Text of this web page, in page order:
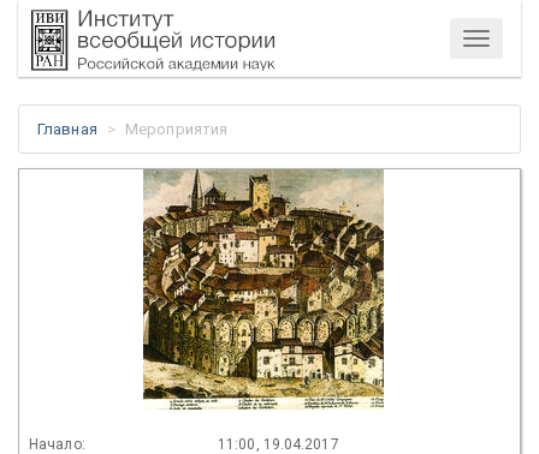
Меню
Главная Мероприятия
Начало: 11:00, 19.04.2017